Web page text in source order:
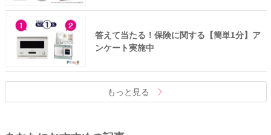
答えて当たる！保険に関する【簡単1分】ア
ンケート実施中
もっと見る